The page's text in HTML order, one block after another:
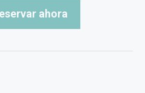
ahora